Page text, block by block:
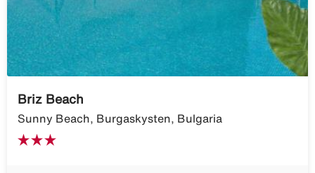
Briz Beach
Sunny Beach, Burgaskysten, Bulgaria